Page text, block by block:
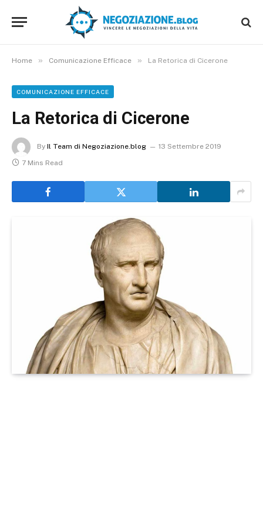
Home » Comunicazione Efficace » La Retorica di Cicerone
COMUNICAZIONE EFFICACE
La Retorica di Cicerone
By Il Team di Negoziazione.blog
13 Settembre 2019
7 Mins Read